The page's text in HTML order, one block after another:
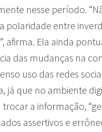
nesse período.
polaridade entre
afirma. Ela ainda
das mudanças na
uso das redes
já que no ambiente
trocar a informação,
assertivos e